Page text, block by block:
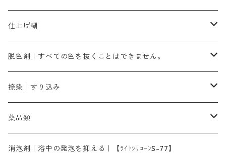
染料一覧ー100g入り
染料一覧ー500g入り
1kg
ピンクMB｜ピンク色
ローズMB｜鮮やかなピンク色）
スカイブルーMG｜緑みの空色
ターキスブルーHNG｜緑みの空色
ブロンHNR｜こげ茶色
ブラックMK（赤みの黒色）
ブラックMG（青みの黒色）
白色系（定番の色合い）
ネオホワイトR
ローダミンB｜赤紫色｜マゼンダ色
片羽刷毛
ローケツ用筆ー10%off｜20本セットお取り寄せ品
有償サンプル品｜約20cm×27cm
洋型紙9番手｜中薄口｜約54cm×110cm
張木｜入荷待ち
伸子
型洗いブラシ
濃染処理剤｜ソルバックスPS－900
酢酸｜絹・羊毛・ナイロンに使用する
芒硝｜綿・麻の染色に使用する。
染料のムラ染め抑制剤（均染剤）
アゾリン200％｜綿・麻・絹・羊毛・ナイロンの染色
レオニールEHC｜反応染料用
染料の浸透剤
ソルバライトS-70｜各種繊維の浸し染めに使用可能
染料の定着向上剤
ライトフィックスAコンク｜綿・麻もしくは直接染料で染めた素材
シルクフィックス３A｜絹の染料定着向上剤
アルカリ剤｜反応染料用
ソーダ灰
染料溶解剤
ソーピング剤｜未定着の染料を除去すること
ネオポールB－300｜反応染料のソーピング剤
仕上げ剤｜柔軟・平滑剤
白場汚染防止剤
仕上げ糊
カルボキシメチルセルロース（CMC）
海藻系
たんぱく質系
化学糊（PVA）
脱色剤｜すべての色を抜くことはできません。
脱色剤
全体脱色｜ハイドロサルファイトコンク
部分脱色｜デグロリンSコンク
脱色助剤｜浸透・複色抑制剤
メイプロガムNP｜にじみ防止剤
捺染｜すり込み
染料溶解剤｜染料の均一な浸透・吸着を補助する
捺染糊
薬品類
ア行
消泡剤｜浴中の発泡を抑える｜【ﾗｲﾄｼﾘｺｰﾝS-77】